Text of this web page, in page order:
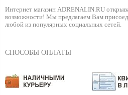
Интернет магазин ADRENALIN.RU
возможности! Мы предлагаем Вам
любой из популярных социальных сетей.
СПОСОБЫ ОПЛАТЫ